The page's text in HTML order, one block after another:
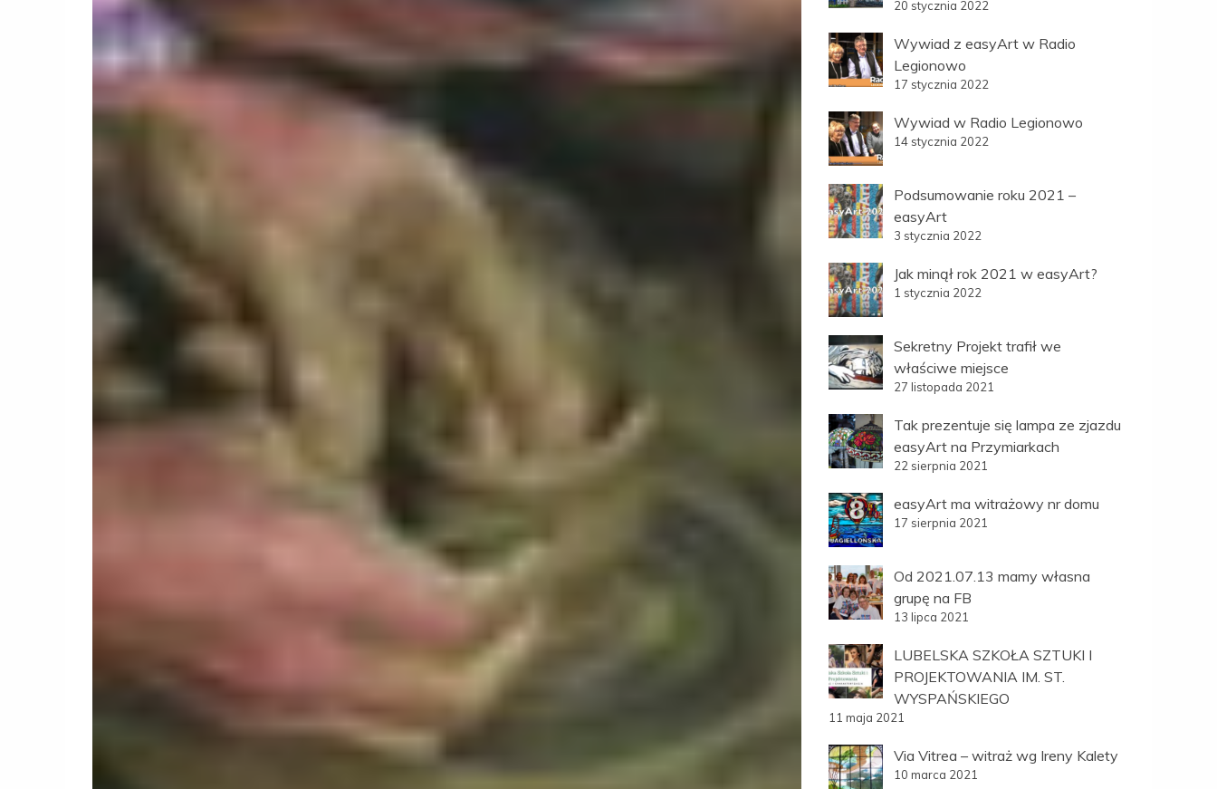
20 stycznia 2022
Wywiad z easyArt w Radio
Legionowo
17 stycznia 2022
Wywiad w Radio Legionowo
14 stycznia 2022
Podsumowanie roku 2021 –
easyArt
3 stycznia 2022
Jak minął rok 2021 w easyArt?
1 stycznia 2022
Sekretny Projekt trafił we
właściwe miejsce
27 listopada 2021
Tak prezentuje się lampa ze zjazdu
easyArt na Przymiarkach
22 sierpnia 2021
easyArt ma witrażowy nr domu
17 sierpnia 2021
Od 2021.07.13 mamy własna
grupę na FB
13 lipca 2021
LUBELSKA SZKOŁA SZTUKI I
PROJEKTOWANIA IM. ST.
WYSPAŃSKIEGO
11 maja 2021
Via Vitrea – witraż wg Ireny Kalety
10 marca 2021